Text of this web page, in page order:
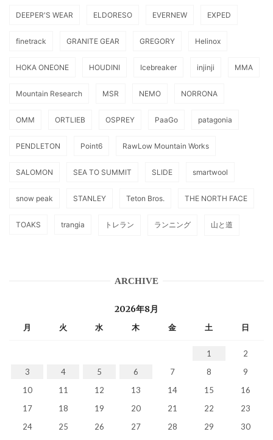
DEEPER'S WEAR ELDORESO EVERNEW EXPED
finetrack GRANITE GEAR GREGORY Helinox
HOKA ONEONE HOUDINI Icebreaker injinji MMA
Mountain Research MSR NEMO NORRONA
OMM ORTLIEB OSPREY PaaGo patagonia
PENDLETON Point6 RawLow Mountain Works
SALOMON SEA TO SUMMIT SLIDE smartwool
snow peak STANLEY Teton Bros. THE NORTH FACE
TOAKS trangia トレラン ランニング 山と道
ARCHIVE
2026年8月
月 火 水 木 金 土 日
1
2
3
4 5 6 7 8
9
10
11 12 13 14 15
16
17
18 19 20 21 22
23
24
25 26 27 28 29
30